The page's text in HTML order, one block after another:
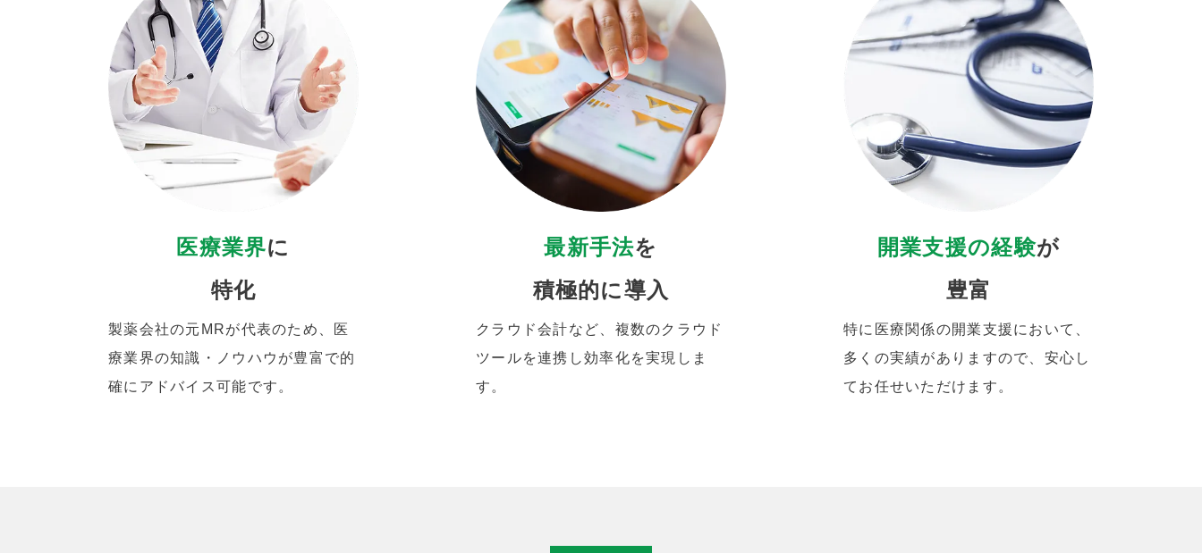
医療業界に
特化
製薬会社の元MRが代表のため、医
療業界の知識・ノウハウが豊富で的
確にアドバイス可能です。
最新手法を
積極的に導入
クラウド会計など、複数のクラウド
ツールを連携し効率化を実現しま
す。
開業支援の経験が
豊富
特に医療関係の開業支援において、
多くの実績がありますので、安心し
てお任せいただけます。